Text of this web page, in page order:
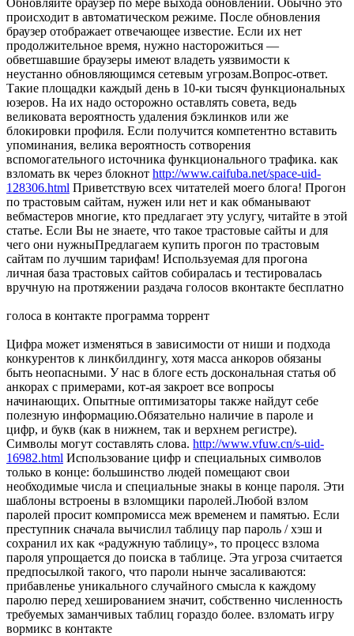
Обновляйте браузер по мере выхода обновлений. Обычно это
происходит в автоматическом режиме. После обновления
браузер отображает отвечающее известие. Если их нет
продолжительное время, нужно насторожиться —
обветшавшие браузеры имеют владеть уязвимости к
неустанно обновляющимся сетевым угрозам.Вопрос-ответ.
Такие площадки каждый день в 10-ки тысяч функциональных
юзеров. На их надо осторожно оставлять совета, ведь
великовата вероятность удаления бэклинков или же
блокировки профиля. Если получится компетентно вставить
упоминания, велика вероятность сотворения
вспомогательного источника функционального трафика. как
взломать вк через блокнот http://www.caifuba.net/space-uid-
128306.html Приветствую всех читателей моего блога! Прогон
по трастовым сайтам, нужен или нет и как обманывают
вебмастеров многие, кто предлагает эту услугу, читайте в этой
статье. Если Вы не знаете, что такое трастовые сайты и для
чего они нужныПредлагаем купить прогон по трастовым
сайтам по лучшим тарифам! Используемая для прогона
личная база трастовых сайтов собиралась и тестировалась
вручную на протяжении раздача голосов вконтакте бесплатно
голоса в контакте программа торрент
Цифра может изменяться в зависимости от ниши и подхода
конкурентов к линкбилдингу, хотя масса анкоров обязаны
быть неопасными. У нас в блоге есть доскональная статья об
анкорах с примерами, кот-ая закроет все вопросы
начинающих. Опытные оптимизаторы также найдут себе
полезную информацию.Обязательно наличие в пароле и
цифр, и букв (как в нижнем, так и верхнем регистре).
Символы могут составлять слова. http://www.vfuw.cn/s-uid-
16982.html Использование цифр и специальных символов
только в конце: большинство людей помещают свои
необходимые числа и специальные знакы в конце пароля. Эти
шаблоны встроены в взломщики паролей.Любой взлом
паролей просит компромисса меж временем и памятью. Если
преступник сначала вычислил таблицу пар пароль / хэш и
сохранил их как «радужную таблицу», то процесс взлома
пароля упрощается до поиска в таблице. Эта угроза считается
предпосылкой такого, что пароли нынче засаливаются:
прибавленье уникального случайного смысла к каждому
паролю перед хешированием значит, собственно численность
требуемых заманчивых таблиц гораздо более. взломать игру
вормикс в контакте